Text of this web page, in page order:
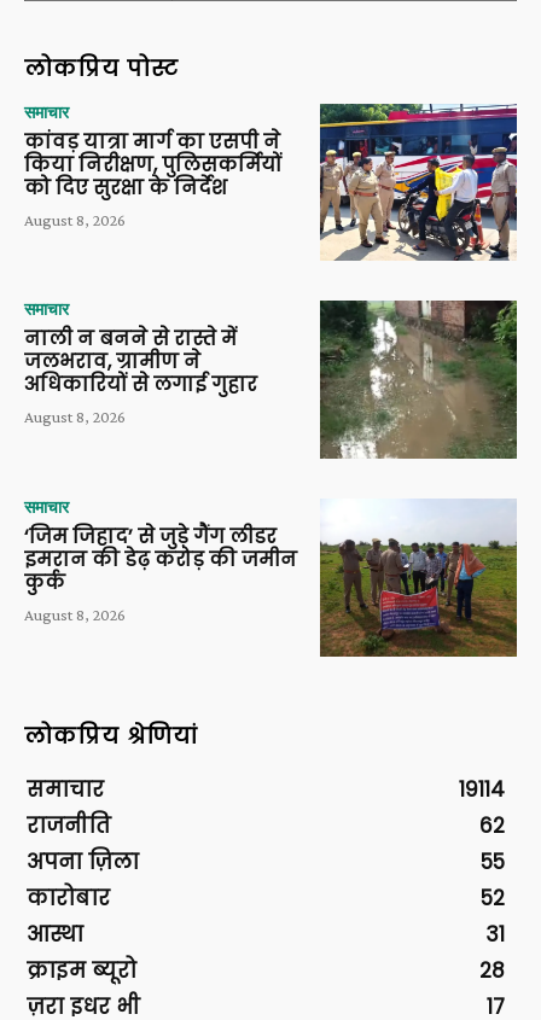
लोकप्रिय पोस्ट
समाचार
कांवड़ यात्रा मार्ग का एसपी ने
किया निरीक्षण, पुलिसकर्मियों
को दिए सुरक्षा के निर्देश
August 8, 2026
समाचार
नाली न बनने से रास्ते में
जलभराव, ग्रामीण ने
अधिकारियों से लगाई गुहार
August 8, 2026
समाचार
‘जिम जिहाद’ से जुड़े गैंग लीडर
इमरान की डेढ़ करोड़ की जमीन
कुर्क
August 8, 2026
लोकप्रिय श्रेणियां
समाचार
19114
राजनीति
62
अपना ज़िला
55
कारोबार
52
आस्था
31
क्राइम ब्यूरो
28
ज़रा इधर भी
17